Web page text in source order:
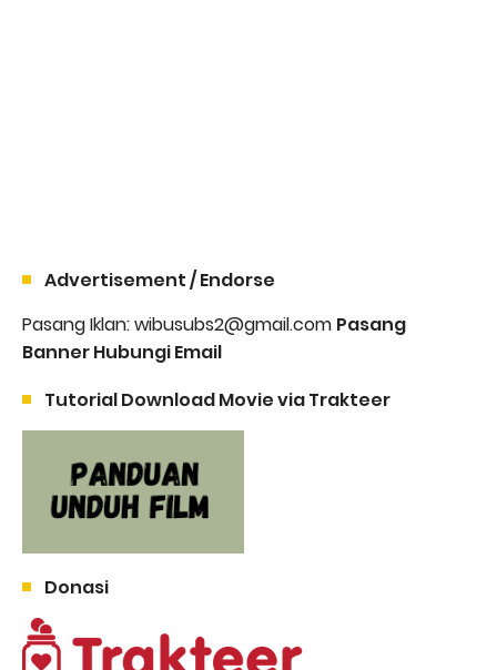
Advertisement / Endorse
Pasang Iklan: wibusubs2@gmail.com Pasang
Banner Hubungi Email
Tutorial Download Movie via Trakteer
Donasi